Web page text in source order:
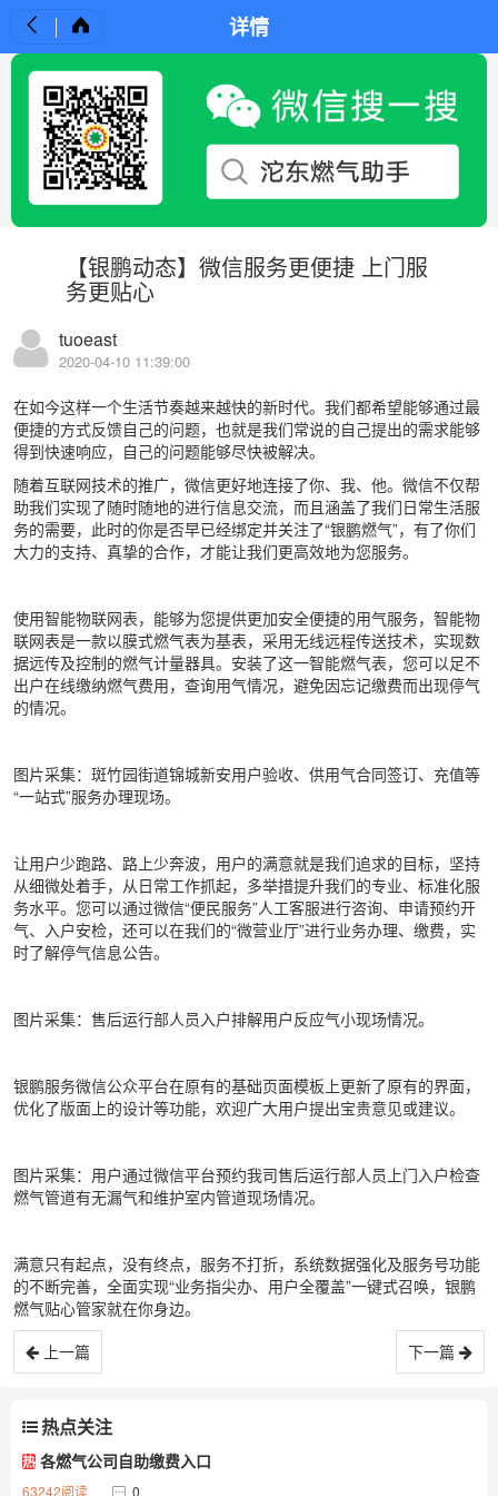
详情
【银鹏动态】微信服务更便捷 上门服
务更贴心
tuoeast
2020-04-10 11:39:00
在如今这样一个生活节奏越来越快的新时代。我们都希望能够通过最
便捷的方式反馈自己的问题，也就是我们常说的自己提出的需求能够
得到快速响应，自己的问题能够尽快被解决。
随着互联网技术的推广，微信更好地连接了你、我、他。微信不仅帮
助我们实现了随时随地的进行信息交流，而且涵盖了我们日常生活服
务的需要，此时的你是否早已经绑定并关注了“银鹏燃气”，有了你们
大力的支持、真挚的合作，才能让我们更高效地为您服务。
使用智能物联网表，能够为您提供更加安全便捷的用气服务，智能物
联网表是一款以膜式燃气表为基表，采用无线远程传送技术，实现数
据远传及控制的燃气计量器具。安装了这一智能燃气表，您可以足不
出户在线缴纳燃气费用，查询用气情况，避免因忘记缴费而出现停气
的情况。
图片采集：斑竹园街道锦城新安用户验收、供用气合同签订、充值等
“一站式”服务办理现场。
让用户少跑路、路上少奔波，用户的满意就是我们追求的目标，坚持
从细微处着手，从日常工作抓起，多举措提升我们的专业、标准化服
务水平。您可以通过微信“便民服务”人工客服进行咨询、申请预约开
气、入户安检，还可以在我们的“微营业厅”进行业务办理、缴费，实
时了解停气信息公告。
图片采集：售后运行部人员入户排解用户反应气小现场情况。
银鹏服务微信公众平台在原有的基础页面模板上更新了原有的界面，
优化了版面上的设计等功能，欢迎广大用户提出宝贵意见或建议。
图片采集：用户通过微信平台预约我司售后运行部人员上门入户检查
燃气管道有无漏气和维护室内管道现场情况。
满意只有起点，没有终点，服务不打折，系统数据强化及服务号功能
的不断完善，全面实现“业务指尖办、用户全覆盖”一键式召唤，银鹏
燃气贴心管家就在你身边。
上一篇
下一篇
热点关注
热 各燃气公司自助缴费入口
63242阅读 0